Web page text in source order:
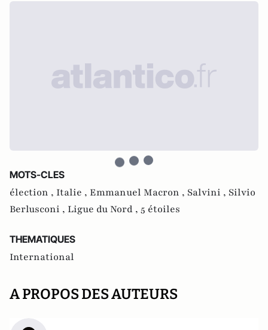
MOTS-CLES
élection , Italie , Emmanuel Macron , Salvini , Silvio
Berlusconi , Ligue du Nord , 5 étoiles
THEMATIQUES
International
A PROPOS DES AUTEURS